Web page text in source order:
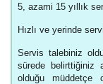
5, azami 15 yıllık
Hızlı ve yerinde
Servis talebiniz
sürede belirttiğiniz
olduğu müddetçe